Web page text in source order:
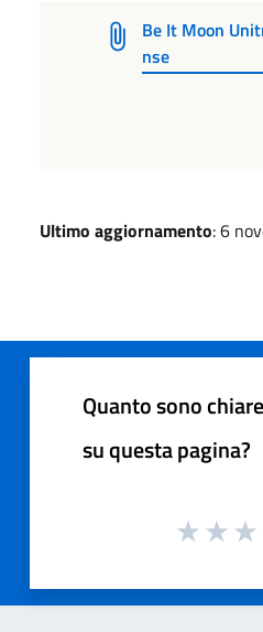
Be It Moon
nse
Ultimo aggiornamento: 6
Quanto sono
su questa pagina?